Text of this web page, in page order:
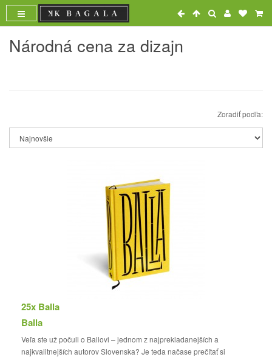
Národná cena za dizajn
Zoradiť podľa:
25x Balla
Balla
Veľa ste už počuli o Ballovi – jednom z najprekladanejších a
najkvalitnejších autorov Slovenska? Je teda načase prečítať si